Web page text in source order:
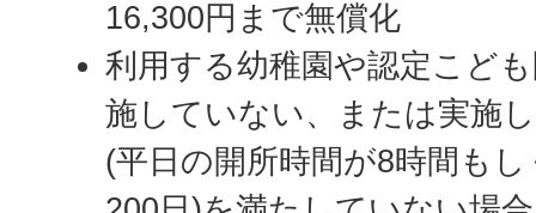
16,300円まで無償化
利用する幼稚園や認定こど
施していない、または実施
(平日の開所時間が8時間も